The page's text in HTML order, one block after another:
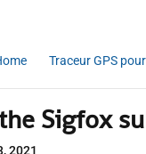
Traceur GPS
Sigfox
2021